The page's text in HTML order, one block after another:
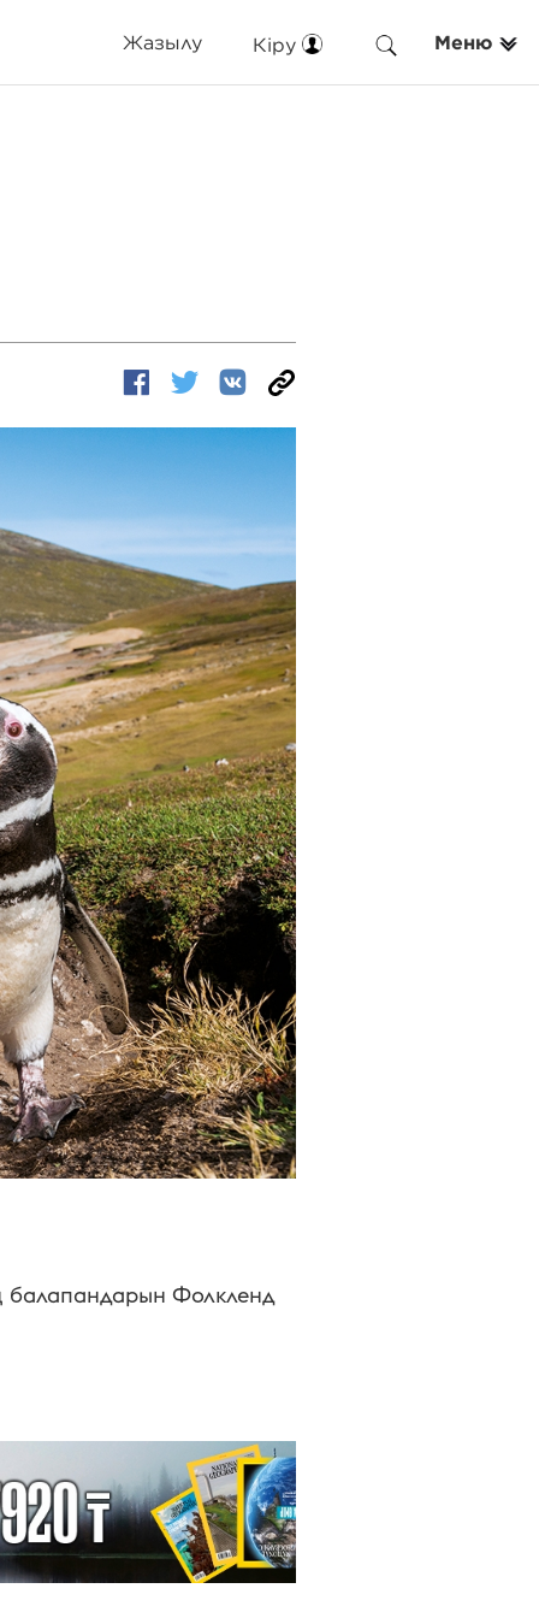
Меню
Кіру
Жазылу
балапандарын Фолкленд